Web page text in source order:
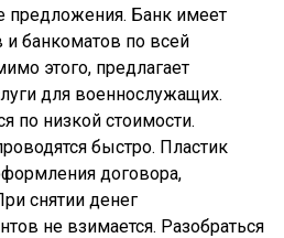
предложения. Банк имеет
банкоматов по всей
этого, предлагает
для военнослужащих.
по низкой стоимости.
быстро. Пластик
договора,
снятии денег
не взимается. Разобраться